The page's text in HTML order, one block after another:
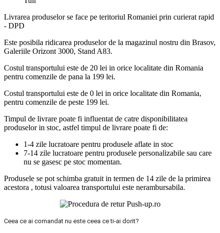
Livrarea produselor se face pe teritoriul Romaniei prin curierat rapid
- DPD
Este posibila ridicarea produselor de la magazinul nostru din Brasov,
Galeriile Orizont 3000, Stand A83.
Costul transportului este de 20 lei in orice localitate din Romania
pentru comenzile de pana la 199 lei.
Costul transportului este de 0 lei in orice localitate din Romania,
pentru comenzile de peste 199 lei.
Timpul de livrare poate fi influentat de catre disponibilitatea
produselor in stoc, astfel timpul de livrare poate fi de:
1-4 zile lucratoare pentru produsele aflate in stoc
7-14 zile lucratoare pentru produsele personalizabile sau care
nu se gasesc pe stoc momentan.
Produsele se pot schimba gratuit in termen de 14 zile de la primirea
acestora , totusi valoarea transportului este nerambursabila.
Ceea ce ai comandat nu este ceea ce ti-ai dorit?